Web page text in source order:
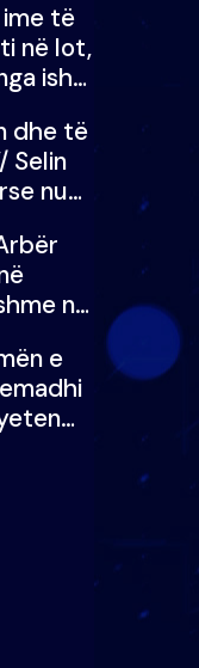
të
në lot,
ish-
dhe të
Selin
nuk
deri
në
e